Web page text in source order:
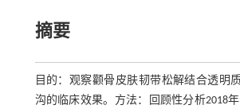
摘要
目的：观察颧骨皮肤韧带松解结合透明
沟的临床效果。方法：回顾性分析2018